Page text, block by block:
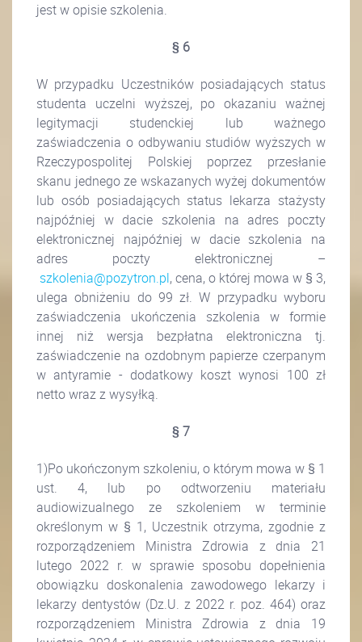
jest w opisie szkolenia.
§ 6
W przypadku Uczestników posiadających status
studenta uczelni wyższej, po okazaniu ważnej
legitymacji studenckiej lub ważnego
zaświadczenia o odbywaniu studiów wyższych w
Rzeczypospolitej Polskiej poprzez przesłanie
skanu jednego ze wskazanych wyżej dokumentów
lub osób posiadających status lekarza stażysty
najpóźniej w dacie szkolenia na adres poczty
elektronicznej najpóźniej w dacie szkolenia na
adres poczty elektronicznej –
szkolenia@pozytron.pl, cena, o której mowa w § 3,
ulega obniżeniu do 99 zł. W przypadku wyboru
zaświadczenia ukończenia szkolenia w formie
innej niż wersja bezpłatna elektroniczna tj.
zaświadczenie na ozdobnym papierze czerpanym
w antyramie - dodatkowy koszt wynosi 100 zł
netto wraz z wysyłką.
§ 7
1)Po ukończonym szkoleniu, o którym mowa w § 1
ust. 4, lub po odtworzeniu materiału
audiowizualnego ze szkoleniem w terminie
określonym w § 1, Uczestnik otrzyma, zgodnie z
rozporządzeniem Ministra Zdrowia z dnia 21
lutego 2022 r. w sprawie sposobu dopełnienia
obowiązku doskonalenia zawodowego lekarzy i
lekarzy dentystów (Dz.U. z 2022 r. poz. 464) oraz
rozporządzeniem Ministra Zdrowia z dnia 19